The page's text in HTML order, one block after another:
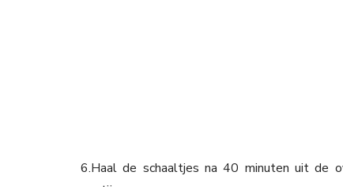
6.Haal de schaaltjes na 40 minuten uit de